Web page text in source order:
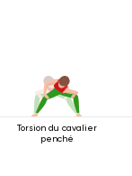
Torsion du cavalier
penché